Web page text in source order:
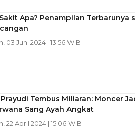
Apa? Penampilan Terbarunya
03 Juni 2024 | 13:56 WIB
Tembus Miliaran: Moncer
Sang Ayah Angkat
22 April 2024 | 15:06 WIB